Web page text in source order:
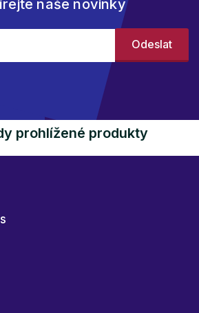
naše novinky
prohlížené produkty